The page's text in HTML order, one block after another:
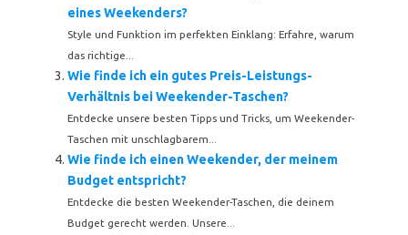
eines Weekenders?
Style und Funktion im perfekten Einklang: Erfahre, warum
das richtige...
Wie finde ich ein gutes Preis-Leistungs-
Verhältnis bei Weekender-Taschen?
Entdecke unsere besten Tipps und Tricks, um Weekender-
Taschen mit unschlagbarem...
Wie finde ich einen Weekender, der meinem
Budget entspricht?
Entdecke die besten Weekender-Taschen, die deinem
Budget gerecht werden. Unsere...